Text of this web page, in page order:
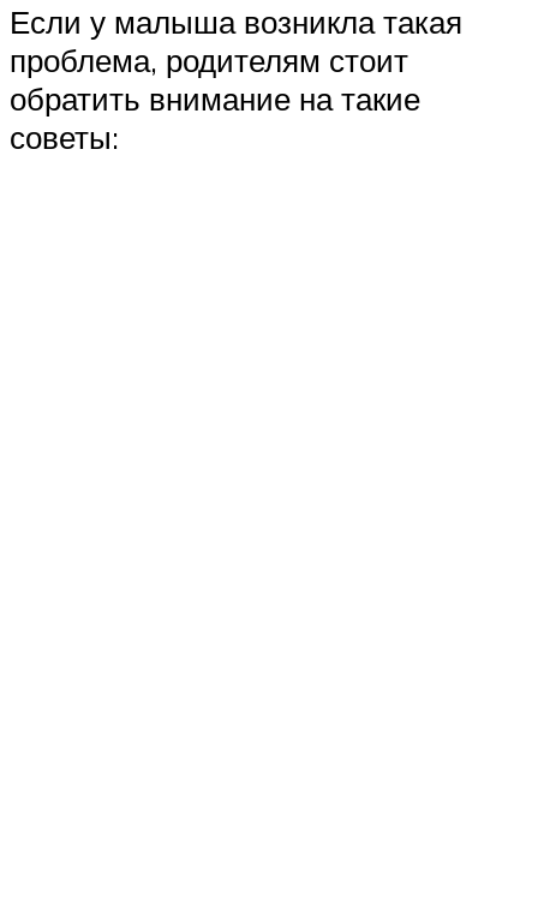
Если у малыша возникла такая
проблема, родителям стоит
обратить внимание на такие
советы: